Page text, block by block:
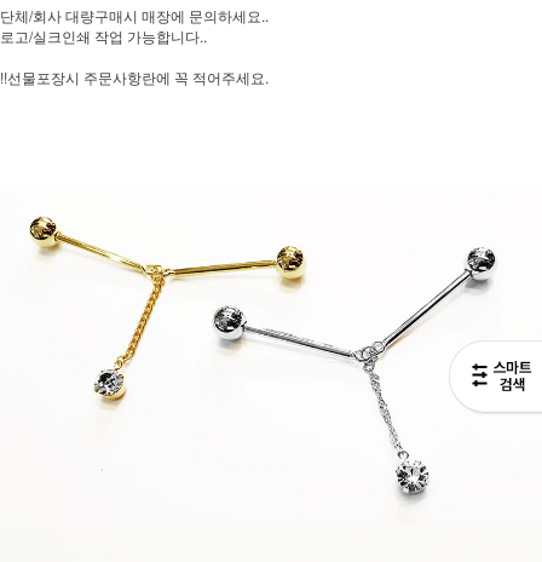
단체/회사 대량구매시 매장에 문의하세요..
로고/실크인쇄 작업 가능합니다..
!!선물포장시 주문사항란에 꼭 적어주세요.